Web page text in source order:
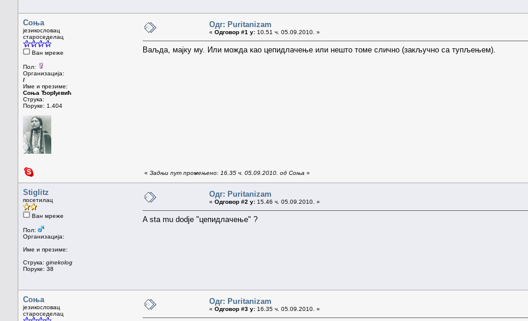
Соња
језикословац
староседелац
Ван мреже
Пол:
Организација:
/
Име и презиме:
Соња Ђорђевић
Струка:
Поруке: 1.404
Одг: Puritanizam
« Одговор #1 у: 10.51 ч. 05.09.2010. »
Ваљда, мајку му. Или можда као цепидлачење или нешто томе слично (закључно са тупљењем).
« Задњи пут промењено: 16.35 ч. 05.09.2010. од Соња »
Stiglitz
посетилац
Ван мреже
Пол:
Организација:
Име и презиме:
Струка: ginekolog
Поруке: 38
Одг: Puritanizam
« Одговор #2 у: 15.46 ч. 05.09.2010. »
A sta mu dodje "цепидлачење" ?
Соња
језикословац
староседелац
Одг: Puritanizam
« Одговор #3 у: 16.35 ч. 05.09.2010. »